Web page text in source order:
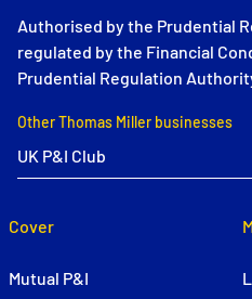
Authorised by the Prudential
regulated by the Financial
Prudential Regulation
Other Thomas Miller businesses
Cover
Mutual P&I